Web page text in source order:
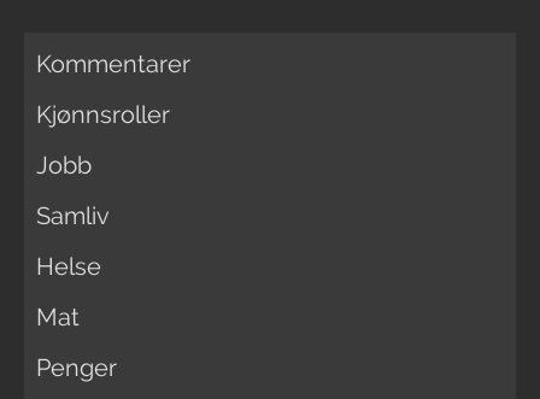
Kommentarer
Kjønnsroller
Jobb
Samliv
Helse
Mat
Penger